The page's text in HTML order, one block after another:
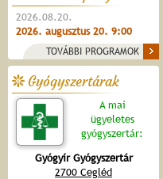
2026.08.20.
2026. augusztus 20. 9:00
TOVÁBBI PROGRAMOK
Gyógyszertárak
A mai
ügyeletes
gyógyszertár:
Gyógyír Gyógyszertár
2700 Cegléd